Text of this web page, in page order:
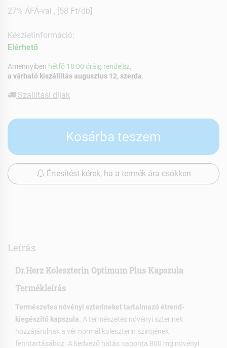
27% ÁFÁ-val , [58 Ft/db]
Készletinformáció:
Elérhetõ
Amennyiben hétfő 18:00 óráig rendelsz,
a várható kiszállítás augusztus 12, szerda
Szállítási díjak
Kosárba teszem
Értesítést kérek, ha a termék ára csökken
Leírás
Dr.Herz Koleszterin Optimum Plus Kapszula
Termékleírás
Természetes növényi szterineket tartalmazó étrend-
kiegészítő kapszula. A természetes növényi szterinek
hozzájárulnak a vér normál koleszterin szintjének
fenntartásához. A kedvező hatás naponta 800 mg növényi